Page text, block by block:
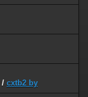
/ cxtb2 by